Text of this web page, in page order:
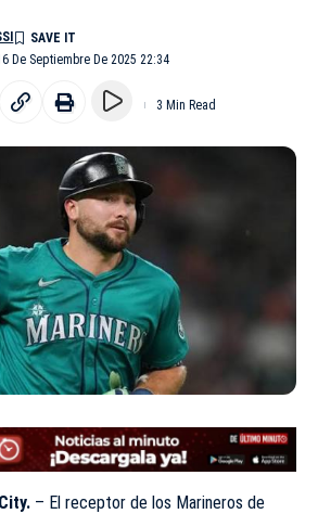
De Septiembre De 2025 22:34
3 Min Read
– El receptor de los Marineros de